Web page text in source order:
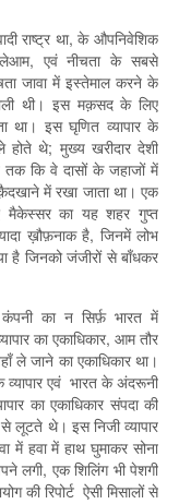
राष्ट्र था, के औपनिवेशिक
एवं नीचता के सबसे
जावा में इस्तेमाल करने के
थी। इस मक़सद के लिए
था। इस घृणित व्यापार के
होते थे; मुख्य खरीदार देशी
कि वे दासों के जहाजों में
में रखा जाता था। एक
मैकेस्सर का यह शहर गुप्त
ख़ौफ़नाक है, जिनमें लोभ
है जिनको जंजीरों से बाँधकर
का न सिर्फ़ भारत में
का एकाधिकार, आम तौर
ले जाने का एकाधिकार था।
व्यापार एवं भारत के अंदरूनी
का एकाधिकार संपदा की
लूटते थे। इस निजी व्यापार
में हवा में हाथ घुमाकर सोना
लगी, एक शिलिंग भी पेशगी
की रिपोर्ट ऐसी मिसालों से